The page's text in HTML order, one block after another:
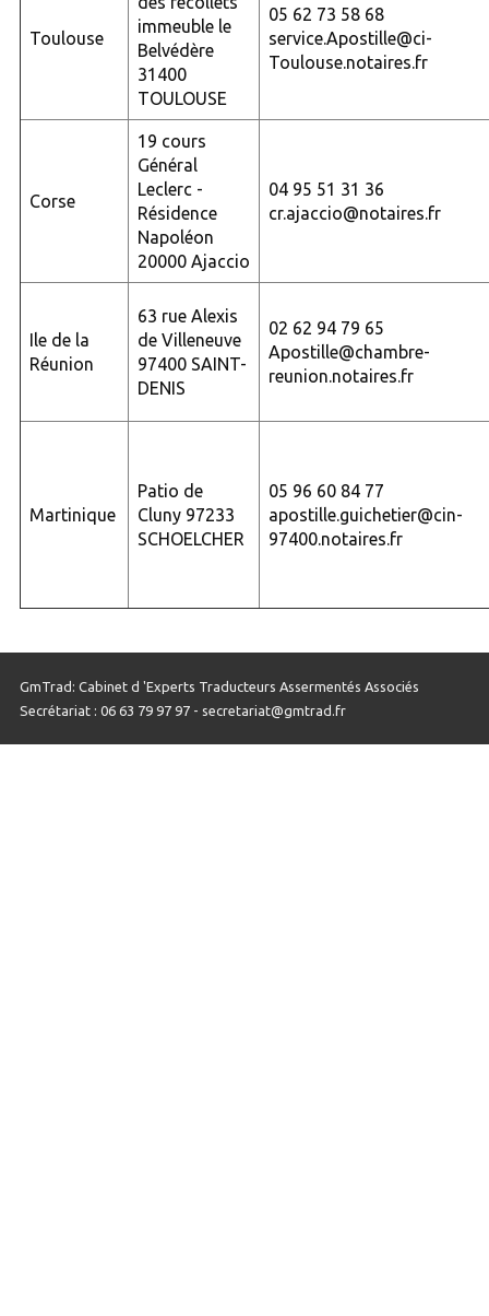
Toulouse
immeuble le
Belvédère
31400
TOULOUSE
05 62 73 58 68
service.Apostille@ci-
Toulouse.notaires.fr
Corse
19 cours
Général
Leclerc -
Résidence
Napoléon
20000 Ajaccio
04 95 51 31 36
cr.ajaccio@notaires.fr
Ile de la
Réunion
63 rue Alexis
de Villeneuve
97400 SAINT-
DENIS
02 62 94 79 65
Apostille@chambre-
reunion.notaires.fr
Martinique
Patio de
Cluny 97233
SCHOELCHER
05 96 60 84 77
apostille.guichetier@cin-
97400.notaires.fr
GmTrad: Cabinet d 'Experts Traducteurs Assermentés Associés
Secrétariat : 06 63 79 97 97 - secretariat@gmtrad.fr